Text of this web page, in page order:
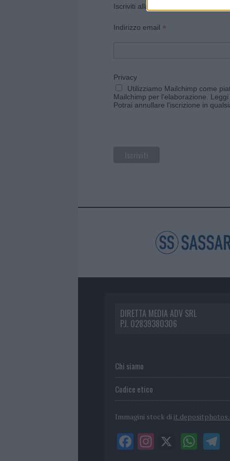
Iscriviti alla newsletter di Gallura
Indirizzo email *
Privacy
Utilizziamo Mailchimp come
Mailchimp per l'elaborazione.
Potrai annullare l'iscrizione in
DIRETTA MEDIA ADV SRL
P.I. 02839380306
Chi siamo
Codice etico
Immagini stock di